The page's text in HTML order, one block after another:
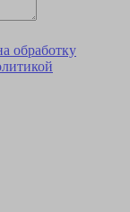
обработку